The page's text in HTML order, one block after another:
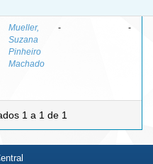
Mueller,
Suzana
Pinheiro
Machado
- -
1 a 1 de 1